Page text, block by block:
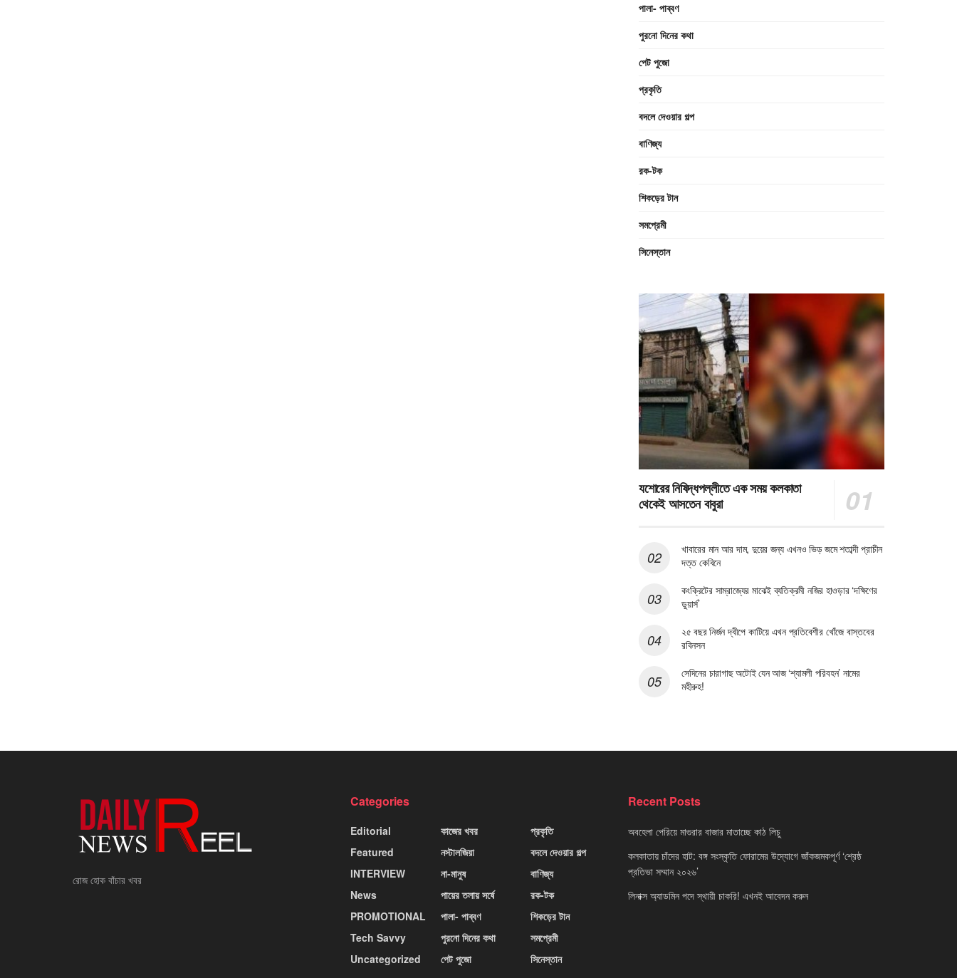
পালা- পাব্বণ
পুরনো দিনের কথা
পেট পুজো
প্রকৃতি
বদলে দেওয়ার গল্প
বাণিজ্য
রক-টক
শিকড়ের টান
সমপ্রেমী
সিনেস্তান
যশোরের নিষিদ্ধপল্লীতে এক সময় কলকাতা
থেকেই আসতেন বাবুরা
খাবারের মান আর দাম, দুয়ের জন্য এখনও ভিড় জমে শতাব্দী প্রাচীন
দত্ত কেবিনে
কংক্রিটের সাম্রাজ্যের মাঝেই ব্যতিক্রমী নজির হাওড়ার ‘দক্ষিণের
ডুয়ার্স’
২৫ বছর নির্জন দ্বীপে কাটিয়ে এখন প্রতিবেশীর খোঁজে বাস্তবের
রবিনসন
সেদিনের চারাগাছ অটোই যেন আজ ‘শ্যামলী পরিবহন’ নামের
মহীরুহ!
রোজ হোক বাঁচার খবর
Categories
Editorial
Featured
INTERVIEW
News
PROMOTIONAL
Tech Savvy
Uncategorized
কাজের খবর
নস্টালজিয়া
না-মানুষ
পায়ের তলায় সর্ষে
পালা- পাব্বণ
পুরনো দিনের কথা
পেট পুজো
প্রকৃতি
বদলে দেওয়ার গল্প
বাণিজ্য
রক-টক
শিকড়ের টান
সমপ্রেমী
সিনেস্তান
Recent Posts
অবহেলা পেরিয়ে মাগুরার বাজার মাতাচ্ছে কাঠ লিচু
কলকাতায় চাঁদের হাট: বঙ্গ সংস্কৃতি ফোরামের উদ্যোগে জাঁকজমকপূর্ণ ‘শ্রেষ্ঠ
প্রতিভা সম্মান ২০২৬’
লিনাক্স অ্যাডমিন পদে স্থায়ী চাকরি! এখনই আবেদন করুন